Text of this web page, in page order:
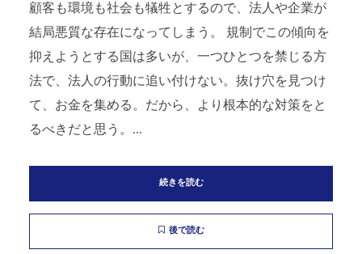
顧客も環境も社会も犠牲とするので、法人や企業が
結局悪質な存在になってしまう。 規制でこの傾向を
抑えようとする国は多いが、一つひとつを禁じる方
法で、法人の行動に追い付けない。抜け穴を見つけ
て、お金を集める。だから、より根本的な対策をと
るべきだと思う。...
続きを読む
後で読む